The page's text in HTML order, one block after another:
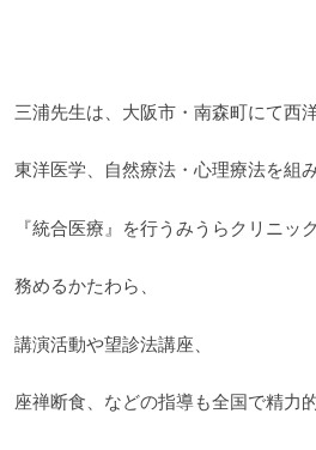
三浦先生は、大阪市・南森町にて西
東洋医学、自然療法・心理療法を組
『統合医療』を行うみうらクリニッ
務めるかたわら、
講演活動や望診法講座、
座禅断食、などの指導も全国で精力